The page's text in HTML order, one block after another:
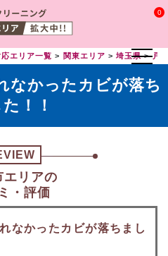
0
応エリア一覧 関東エリア 埼玉県 戸
なかったカビが落ち
！！
エリアの
・評価
なかったカビが落ちまし